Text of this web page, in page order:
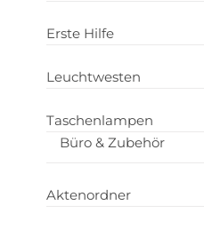
Erste Hilfe
Leuchtwesten
Taschenlampen
Büro & Zubehör
Aktenordner